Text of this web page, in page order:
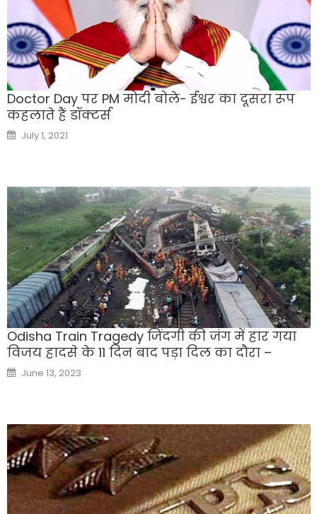
Doctor Day पर PM मोदी बोले- ईश्वर का दूसरा रूप
कहलाते हैं डॉक्टर्स
Posted
on
July 1, 2021
Odisha Train Tragedy जिंदगी की जंग में हार गया
विजय हादसे के 11 दिन बाद पड़ा दिल का दौरा –
Posted
on
June 13, 2023